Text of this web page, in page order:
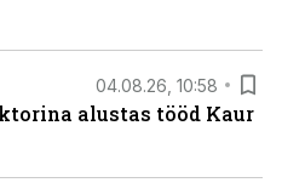
04.08.26, 10:58
alustas tööd Kaur